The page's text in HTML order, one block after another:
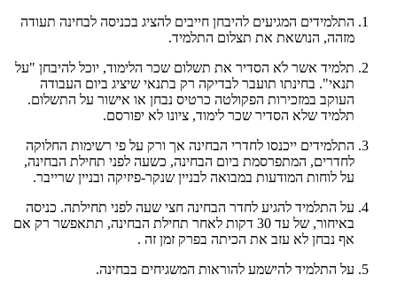
התלמידים המגיעים להיבחן חייבים להציג בכניסה לבחינה תעודה
מזהה, הנושאת את תצלום התלמיד.
תלמיד אשר לֹא הסדיר את תשלום שכר הלימוד, יוכל להיבחן "על
תנאי". בחינתו תועבר לבדיקה רק בתנאי שיציג ביום העבודה
העוקב במזכירות הפקולטה כרטיס נבחן או אישור על התשלום.
תלמיד שלא הסדיר שכר לימוד, ציונו לא יפורסם.
התלמידים ייכנסו לחדרי הבחינה אך ורק על פי רשימות החלוקה
לחדרים, המתפרסמת ביום הבחינה, כשעה לפני תחילת הבחינה,
על לוחות המודעות במבואה לבניין שנקר-פיזיקה ובניין שרייבר.
על התלמיד להגיע לחדר הבחינה חצי שעה לפני תחילתה. כניסה
באיחור, של עד 30 דקות לאחר תחילת הבחינה, תתאפשר רק אם
אף נבחן לא עזב את הכיתה בפרק זמן זה .
על התלמיד להישמע להוראות המשגיחים בבחינה.